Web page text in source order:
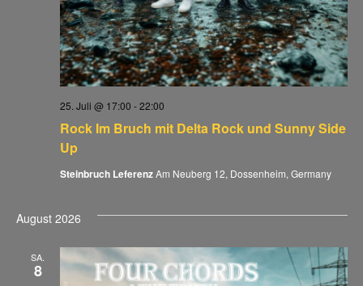
Rock Im Bruch mit Delta Rock und Sunny Side
Up
25. Juli @ 17:00 -22:00
Steinbruch LeferenzAm Neuberg 12, Dossenheim, Germany
August 2026
SA.
8